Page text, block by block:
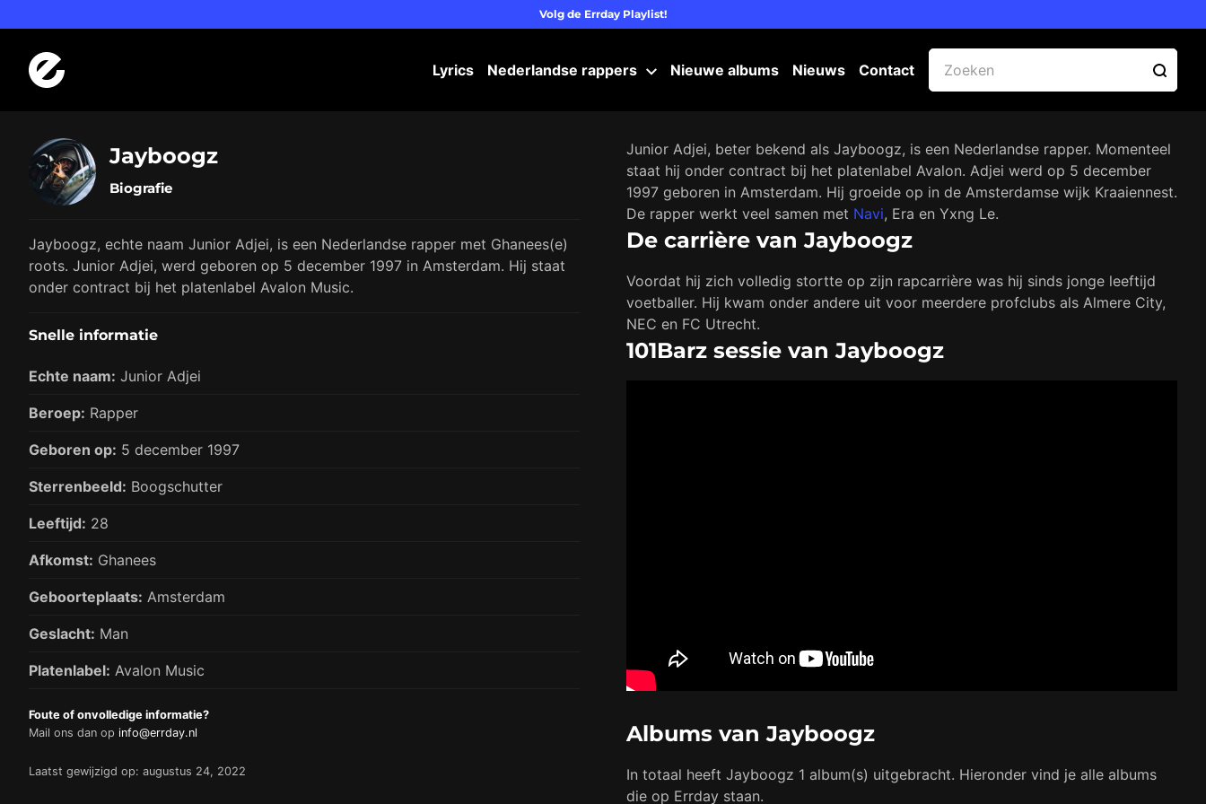
Volg de Errday Playlist!
Lyrics Nederlandse rappers Nieuwe albums Nieuws Contact
Jayboogz
Biografie
Jayboogz, echte naam Junior Adjei, is een Nederlandse rapper met Ghanees(e)
roots. Junior Adjei, werd geboren op 5 december 1997 in Amsterdam. Hij staat
onder contract bij het platenlabel Avalon Music.
Snelle informatie
Echte naam: Junior Adjei
Beroep: Rapper
Geboren op: 5 december 1997
Sterrenbeeld: Boogschutter
Leeftijd: 28
Afkomst: Ghanees
Geboorteplaats: Amsterdam
Geslacht: Man
Platenlabel: Avalon Music
Foute of onvolledige informatie?
Mail ons dan op info@errday.nl
Laatst gewijzigd op: augustus 24, 2022
Junior Adjei, beter bekend als Jayboogz, is een Nederlandse rapper. Momenteel
staat hij onder contract bij het platenlabel Avalon. Adjei werd op 5 december
1997 geboren in Amsterdam. Hij groeide op in de Amsterdamse wijk Kraaiennest.
De rapper werkt veel samen met Navi, Era en Yxng Le.
De carrière van Jayboogz
Voordat hij zich volledig stortte op zijn rapcarrière was hij sinds jonge leeftijd
voetballer. Hij kwam onder andere uit voor meerdere profclubs als Almere City,
NEC en FC Utrecht.
101Barz sessie van Jayboogz
Albums van Jayboogz
In totaal heeft Jayboogz 1 album(s) uitgebracht. Hieronder vind je alle albums
die op Errday staan.